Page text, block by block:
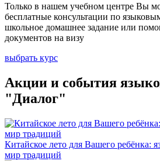
Только в нашем учебном центре Вы
бесплатные консультации по
школьное домашнее задание или
документов на визу
выбрать курс
Акции и события
"Диалог"
Китайское лето для Вашего ребёнка:
мир традиций